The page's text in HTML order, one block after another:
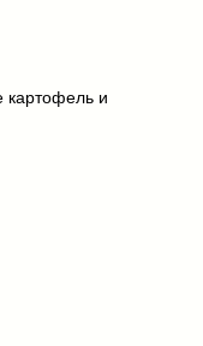
картофель и